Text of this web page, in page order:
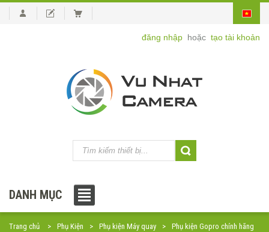
đăng nhập hoặc tạo tài khoản
DANH MỤC
Trang chủ Phụ Kiện Phụ kiện Máy quay
Phụ kiện Gopro chính hãng